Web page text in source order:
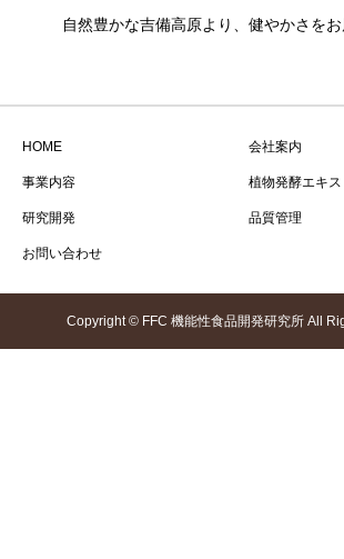
自然豊かな吉備高原より、健やかさをお
HOME 会社案内
事業内容 植物発酵エキス
研究開発 品質管理
お問い合わせ
Copyright © FFC 機能性食品開発研究所 All